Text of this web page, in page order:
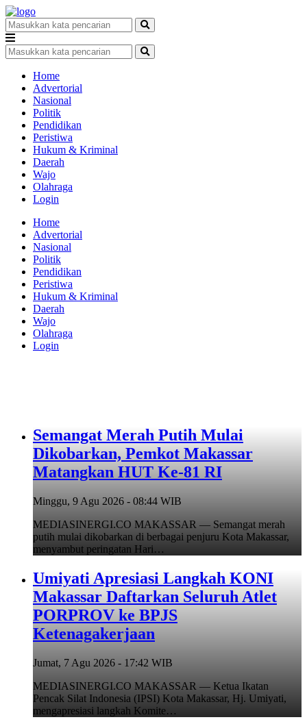
Home
Advertorial
Nasional
Politik
Pendidikan
Peristiwa
Hukum & Kriminal
Daerah
Wajo
Olahraga
Login
Home
Advertorial
Nasional
Politik
Pendidikan
Peristiwa
Hukum & Kriminal
Daerah
Wajo
Olahraga
Login
Semangat Merah Putih Mulai
Dikobarkan, Pemkot Makassar
Matangkan HUT Ke-81 RI
Minggu, 9 Agu 2026 - 08:44 WIB
MEDIASINERGI.CO MAKASSAR — Semangat merah
putih mulai dikobarkan di berbagai penjuru Kota Makassar,
menyambut peringatan Hari…
Umiyati Apresiasi Langkah KONI
Makassar Daftarkan Seluruh Atlet
PORPROV ke BPJS
Ketenagakerjaan
Jumat, 7 Agu 2026 - 17:42 WIB
MEDIASINERGI.CO MAKASSAR — Ketua Ikatan
Pencak Silat Indonesia (IPSI) Kota Makassar, Hj. Umiyati,
mengapresiasi langkah Komite…